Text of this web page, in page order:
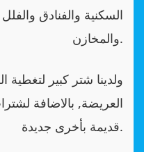
السكنية والفنادق
والمخازن.
ولدينا شتر كبير لتغطية
العريضة, بالاضافة
قديمة بأخرى جديدة.